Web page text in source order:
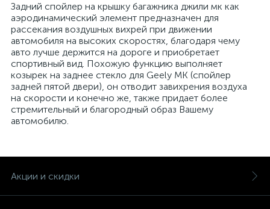
Задний спойлер на крышку багажника джили мк как
аэродинамический элемент предназначен для
рассекания воздушных вихрей при движении
автомобиля на высоких скоростях, благодаря чему
авто лучше держится на дороге и приобретает
спортивный вид. Похожую функцию выполняет
козырек на заднее стекло для Geely MK (спойлер
задней пятой двери), он отводит завихрения воздуха
на скорости и конечно же, также придает более
стремительный и благородный образ Вашему
автомобилю.
Акции и скидки